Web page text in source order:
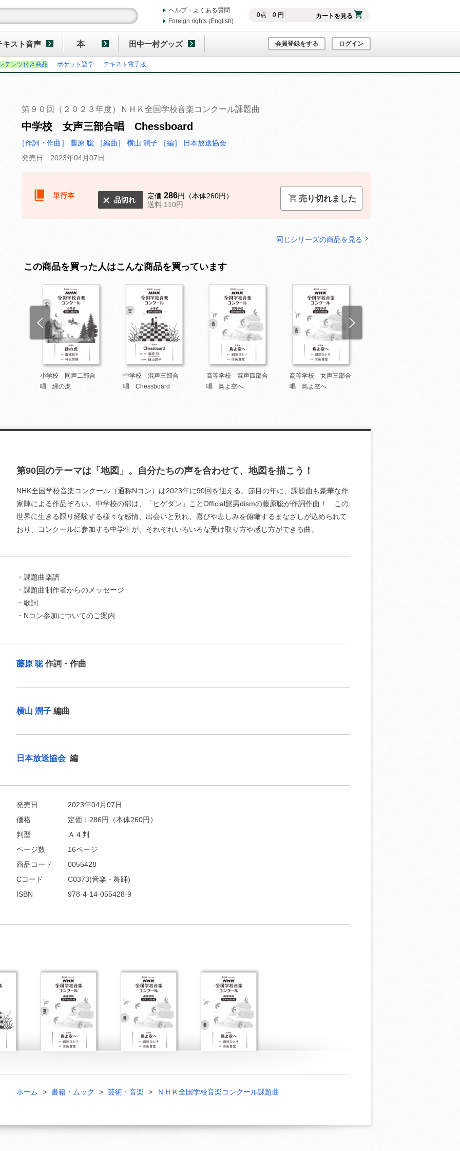
0点 0円 カートを見る
ヘルプ・よくある質問
Foreign rights (English)
キスト音声 本 田中一村グッズ 会員登録をする ログイン
テンツ付き商品 ポケット語学 テキスト電子版
第９０回（２０２３年度）ＮＨＫ全国学校音楽コンクール課題曲
中学校 女声三部合唱 Chessboard
［作詞・作曲］ 藤原 聡 ［編曲］ 横山 潤子
［編］ 日本放送協会
発売日 2023年04月07日
単行本
品切れ 定価 286円（本体260円）
送料 110円
売り切れました
同じシリーズの商品を見る
この商品を買った人はこんな商品を買っています
小学校 同声二部合
唱 緑の虎
中学校 混声三部合
唱 Chessboard
高等学校 混声四部合
唱 鳥よ空へ
高等学校 女声三部合
唱 鳥よ空へ
第90回のテーマは「地図」。自分たちの声を合わせて、地図を描こう！
NHK全国学校音楽コンクール（通称Nコン）は2023年に90回を迎える。節目の年に、課題曲も豪華な作
家陣による作品ぞろい。中学校の部は、「ヒゲダン」ことOfficial髭男dismの藤原聡が作詞作曲！ この
世界に生きる限り経験する様々な感情、出会いと別れ、喜びや悲しみを俯瞰するまなざしが込められて
おり、コンクールに参加する中学生が、それぞれいろいろな受け取り方や感じ方ができる曲。
・課題曲楽譜
・課題曲制作者からのメッセージ
・歌詞
・Nコン参加についてのご案内
藤原 聡作詞・作曲
横山 潤子編曲
日本放送協会 編
発売日
2023年04月07日
価格
定価： 286円（本体260円）
判型
Ａ４判
ページ数
16ページ
商品コード
0055428
Cコード
C0373(音楽・舞踊)
ISBN
978-4-14-055428-9
ホーム 書籍・ムック 芸術・音楽 ＮＨＫ全国学校音楽コンクール課題曲